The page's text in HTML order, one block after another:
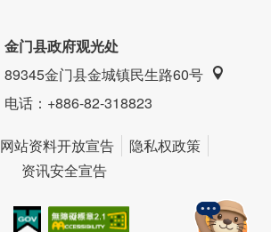
金门县政府观光处
89345金门县金城镇民生路60号
电话：+886-82-318823
网站资料开放宣告
隐私权政策
资讯安全宣告